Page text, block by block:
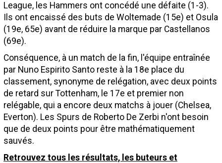
League, les Hammers ont concédé une défaite (1-3).
Ils ont encaissé des buts de Woltemade (15e) et Osula
(19e, 65e) avant de réduire la marque par Castellanos
(69e).
Conséquence, à un match de la fin, l'équipe entraînée
par Nuno Espirito Santo reste à la 18e place du
classement, synonyme de relégation, avec deux points
de retard sur Tottenham, le 17e et premier non
relégable, qui a encore deux matchs à jouer (Chelsea,
Everton). Les Spurs de Roberto De Zerbi n'ont besoin
que de deux points pour être mathématiquement
sauvés.
Retrouvez tous les résultats, les buteurs et
Programme TV foot
Vidéos
Sondages
Tableau transferts L1
Taille de la police
Paramètrages / Options
Contact / Signaler un bug
Recrutement Maxifoot
Mentions légales